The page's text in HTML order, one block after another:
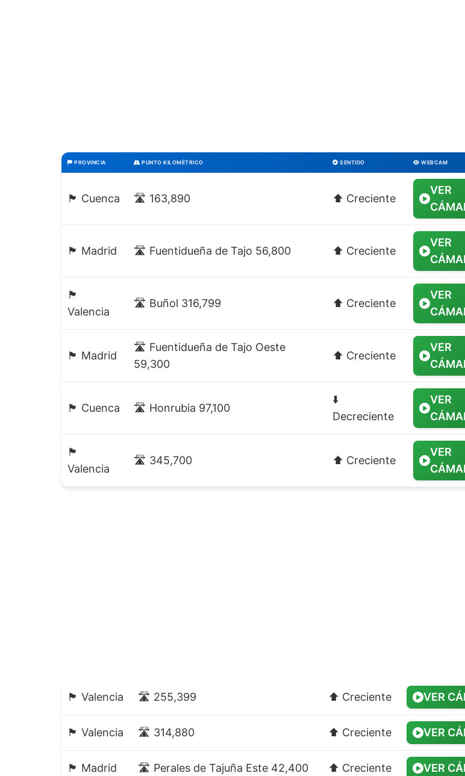
PROVINCIA PUNTO KILOMÉTRICO SENTIDO WEBCAM
🏴 Cuenca 🛣️ 163,890 ⬆️ Creciente
VER
🏴 Madrid 🛣️ Fuentidueña de Tajo 56,800 ⬆️ Creciente
VER
🏴
Valencia
🛣️ Buñol 316,799 ⬆️ Creciente
VER
🏴 Madrid
🛣️ Fuentidueña de Tajo Oeste
59,300
⬆️ Creciente
VER
🏴 Cuenca 🛣️ Honrubia 97,100
⬇️
Decreciente
VER
🏴
Valencia
🛣️ 345,700 ⬆️ Creciente
VER
🏴 Valencia 🛣️ 255,399 ⬆️ Creciente VER
🏴 Valencia 🛣️ 314,880 ⬆️ Creciente VER
🏴 Madrid 🛣️ Perales de Tajuña Este 42,400 ⬆️ Creciente VER